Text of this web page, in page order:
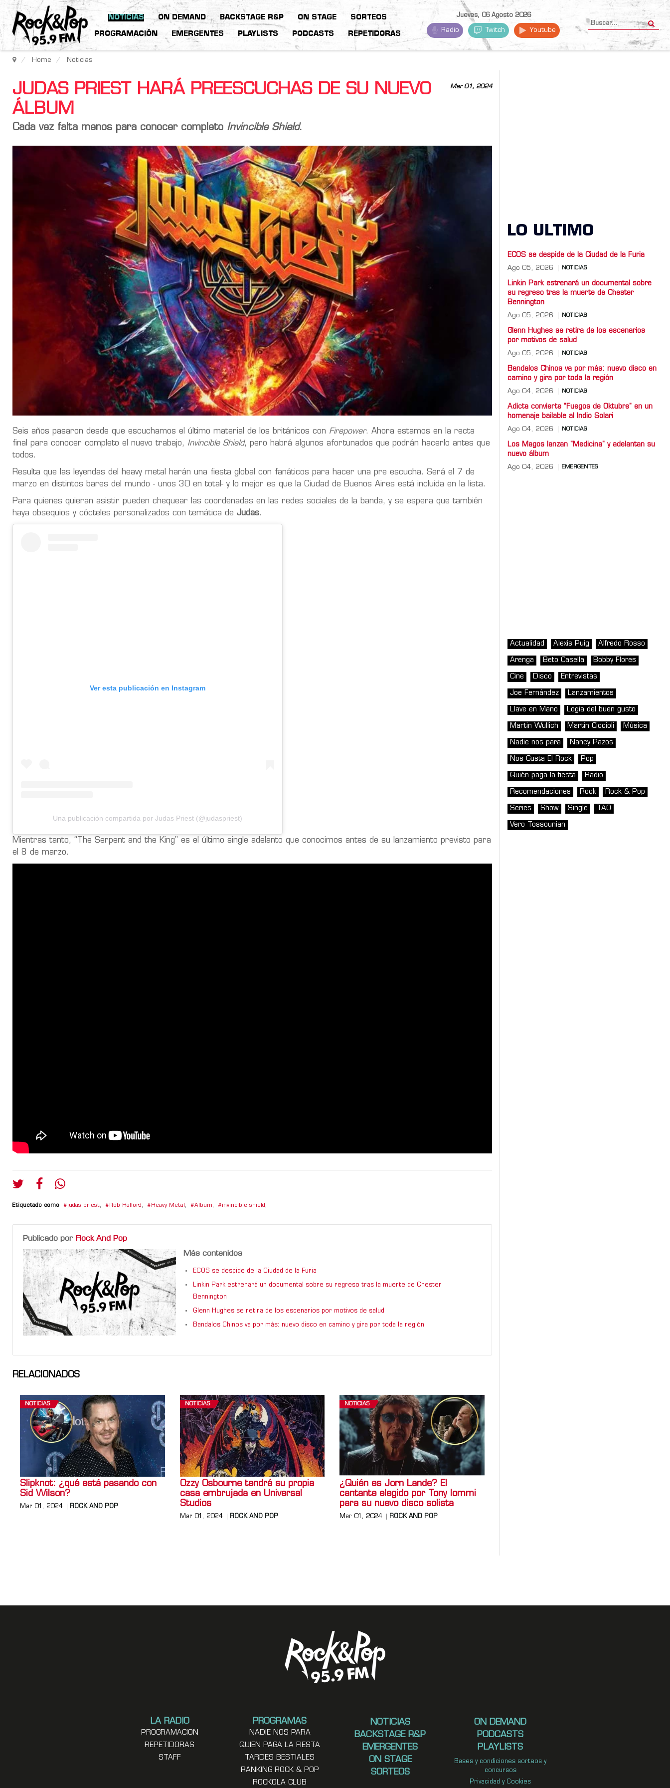
NOTICIAS ON DEMAND BACKSTAGE R&P ON STAGE SORTEOS
PROGRAMACIÓN EMERGENTES PLAYLISTS PODCASTS REPETIDORAS
Jueves, 06 Agosto 2026
Radio Twitch Youtube
Home Noticias
Mar 01, 2024
JUDAS PRIEST HARÁ PREESCUCHAS DE SU NUEVO
ÁLBUM
Cada vez falta menos para conocer completo Invincible Shield.
Seis años pasaron desde que escuchamos el último material de los británicos con Firepower. Ahora estamos en la recta
final para conocer completo el nuevo trabajo, Invincible Shield, pero habrá algunos afortunados que podrán hacerlo antes que
todos.
Resulta que las leyendas del heavy metal harán una fiesta global con fanáticos para hacer una pre escucha. Será el 7 de
marzo en distintos bares del mundo - unos 30 en total- y lo mejor es que la Ciudad de Buenos Aires está incluida en la lista.
Para quienes quieran asistir pueden chequear las coordenadas en las redes sociales de la banda, y se espera que también
haya obsequios y cócteles personalizados con temática de Judas.
Ver esta publicación en Instagram
Una publicación compartida por Judas Priest (@judaspriest)
Mientras tanto, “The Serpent and the King” es el último single adelanto que conocimos antes de su lanzamiento previsto para
el 8 de marzo.
Etiquetado como judas priest, Rob Halford, Heavy Metal, Album, invincible shield,
Publicado por Rock And Pop
Más contenidos
ECOS se despide de la Ciudad de la Furia
Linkin Park estrenará un documental sobre su regreso tras la muerte de Chester
Bennington
Glenn Hughes se retira de los escenarios por motivos de salud
Bandalos Chinos va por más: nuevo disco en camino y gira por toda la región
RELACIONADOS
NOTICIAS
Slipknot: ¿qué está pasando con
Sid Wilson?
Mar 01, 2024 ROCK AND POP
NOTICIAS
Ozzy Osbourne tendrá su propia
casa embrujada en Universal
Studios
Mar 01, 2024 ROCK AND POP
NOTICIAS
¿Quién es Jorn Lande? El
cantante elegido por Tony Iommi
para su nuevo disco solista
Mar 01, 2024 ROCK AND POP
LO ULTIMO
ECOS se despide de la Ciudad de la Furia
Ago 05, 2026 NOTICIAS
Linkin Park estrenará un documental sobre
su regreso tras la muerte de Chester
Bennington
Ago 05, 2026 NOTICIAS
Glenn Hughes se retira de los escenarios
por motivos de salud
Ago 05, 2026 NOTICIAS
Bandalos Chinos va por más: nuevo disco en
camino y gira por toda la región
Ago 04, 2026 NOTICIAS
Adicta convierte "Fuegos de Oktubre" en un
homenaje bailable al Indio Solari
Ago 04, 2026 NOTICIAS
Los Magos lanzan "Medicina" y adelantan su
nuevo álbum
Ago 04, 2026 EMERGENTES
Actualidad Alexis Puig Alfredo Rosso
Arenga Beto Casella Bobby Flores
Cine Disco Entrevistas
Joe Fernández Lanzamientos
Llave en Mano Logia del buen gusto
Martin Wullich Martín Ciccioli Música
Nadie nos para Nancy Pazos
Nos Gusta El Rock Pop
Quién paga la fiesta Radio
Recomendaciones Rock Rock & Pop
Series Show Single TAO
Vero Tossounian
LA RADIO
PROGRAMACION
REPETIDORAS
STAFF
PROGRAMAS
NADIE NOS PARA
QUIEN PAGA LA FIESTA
TARDES BESTIALES
RANKING ROCK & POP
ROCKOLA CLUB
NOTICIAS
BACKSTAGE R&P
EMERGENTES
ON STAGE
SORTEOS
ON DEMAND
PODCASTS
PLAYLISTS
Bases y condiciones sorteos y
concursos
Privacidad y Cookies